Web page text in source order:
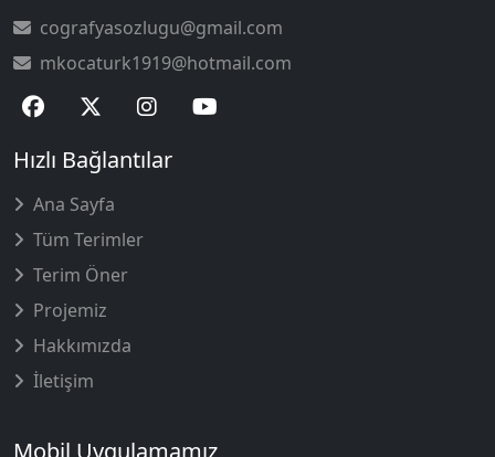
cografyasozlugu@gmail.com
mkocaturk1919@hotmail.com
Hızlı Bağlantılar
Ana Sayfa
Tüm Terimler
Terim Öner
Projemiz
Hakkımızda
İletişim
Mobil Uygulamamız